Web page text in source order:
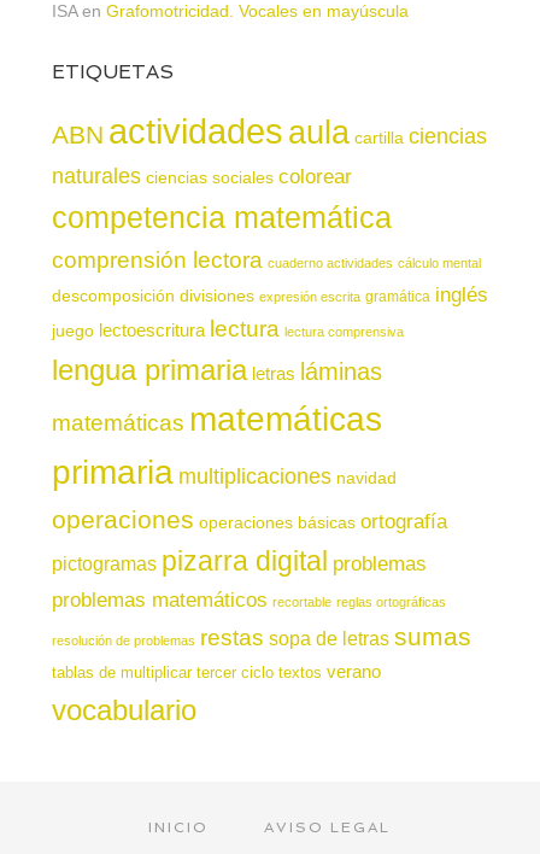
ISAen Grafomotricidad. Vocales en mayúscula
ETIQUETAS
ABN actividadesaula cartilla ciencias
naturales ciencias sociales colorear
competencia matemática
comprensión lectora cuaderno actividades cálculo mental
descomposición divisiones expresión escrita gramática inglés
juego lectoescritura lectura lectura comprensiva
lengua primaria letras láminas
matemáticas matemáticas
primaria multiplicaciones navidad
operaciones operaciones básicas ortografía
pictogramas pizarra digital problemas
problemas matemáticos recortable reglas ortográficas
resolución de problemas restas sopa de letras sumas
tablas de multiplicar tercer ciclo textos verano
vocabulario
INICIO
AVISO LEGAL